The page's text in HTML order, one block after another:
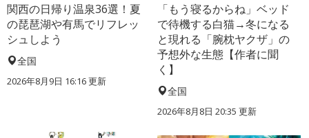
関西の日帰り温泉36選！夏
の琵琶湖や有馬でリフレッ
シュしよう
全国
2026年8月9日 16:16更新
「もう寝るからね」ベッド
で待機する白猫→冬になる
と現れる「腕枕ヤクザ」の
予想外な生態【作者に聞
く】
全国
2026年8月8日 20:35 更新